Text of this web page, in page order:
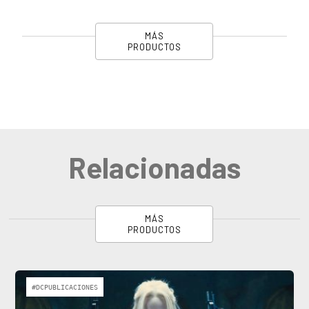
MÁS
PRODUCTOS
Relacionadas
MÁS
PRODUCTOS
#DCPUBLICACIONES